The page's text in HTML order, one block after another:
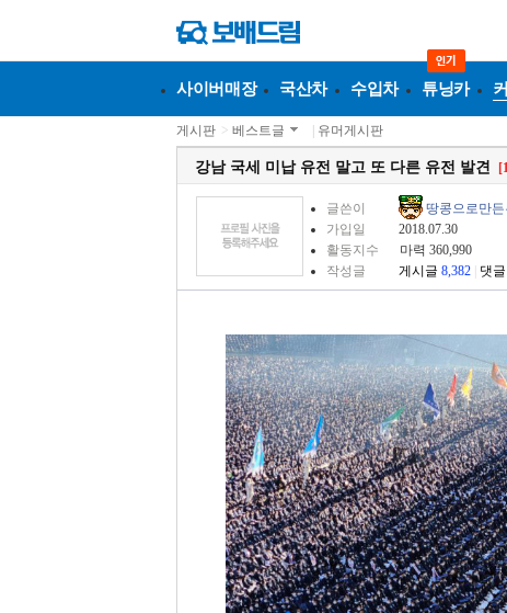
사이버매장 국산차 수입차 튜닝카
게시판 > 베스트글 유머게시판
강남 국세 미납 유전 말고 또 다른 유전 발견
글쓴이
땅콩으로만든
가입일
2018.07.30
활동지수
마력 360,990
작성글
게시글 8,382 댓글